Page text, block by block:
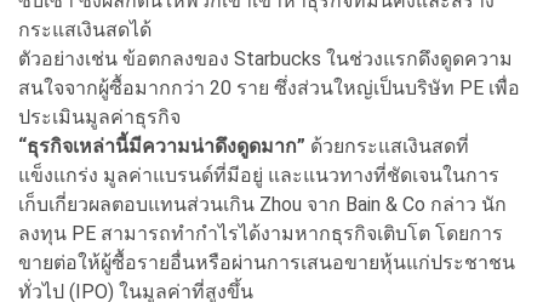
กระแสเงินสดได้
ตัวอย่างเช่น ข้อตกลงของ Starbucks ในช่วงแรกดึงดูดความ
สนใจจากผู้ซื้อมากกว่า 20 ราย ซึ่งส่วนใหญ่เป็นบริษัท PE เพื่อ
ประเมินมูลค่าธุรกิจ
“ธุรกิจเหล่านี้มีความน่าดึงดูดมาก” ด้วยกระแสเงินสดที่
แข็งแกร่ง มูลค่าแบรนด์ที่มีอยู่ และแนวทางที่ชัดเจนในการ
เก็บเกี่ยวผลตอบแทนส่วนเกิน Zhou จาก Bain & Co กล่าว นัก
ลงทุน PE สามารถทำกำไรได้งามหากธุรกิจเติบโต โดยการ
ขายต่อให้ผู้ซื้อรายอื่นหรือผ่านการเสนอขายหุ้นแก่ประชาชน
ทั่วไป (IPO) ในมูลค่าที่สูงขึ้น